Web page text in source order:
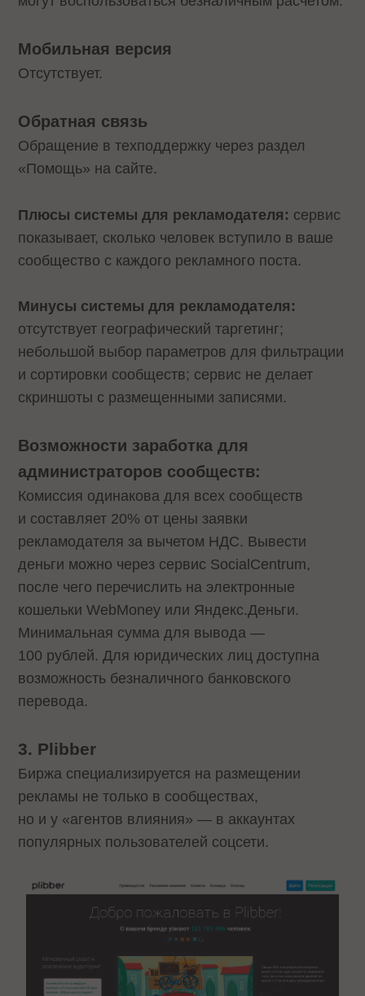
Мобильная версия
Отсутствует.
Обратная связь
Обращение в техподдержку через раздел
«Помощь» на сайте.
Плюсы системы для рекламодателя: сервис
показывает, сколько человек вступило в ваше
сообщество с каждого рекламного поста.
Минусы системы для рекламодателя:
отсутствует географический таргетинг;
небольшой выбор параметров для фильтрации
и сортировки сообществ; сервис не делает
скриншоты с размещенными записями.
Возможности заработка для
администраторов сообществ:
Комиссия одинакова для всех сообществ
и составляет 20% от цены заявки
рекламодателя за вычетом НДС. Вывести
деньги можно через сервис SocialCentrum,
после чего перечислить на электронные
кошельки WebMoney или Яндекс.Деньги.
Минимальная сумма для вывода —
100 рублей. Для юридических лиц доступна
возможность безналичного банковского
перевода.
3. Plibber
Биржа специализируется на размещении
рекламы не только в сообществах,
но и у «агентов влияния» — в аккаунтах
популярных пользователей соцсети.